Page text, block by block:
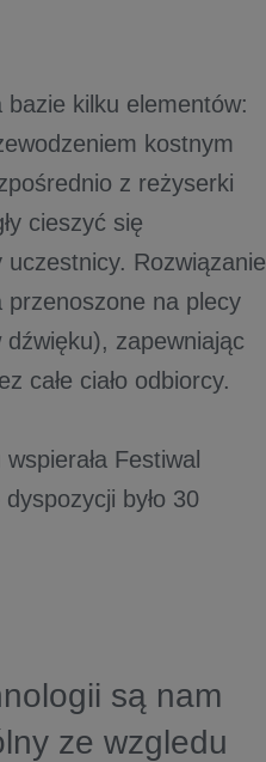
bazie kilku elementów:
kostnym
z reżyserki
cieszyć się
Rozwiązanie
przenoszone na plecy
zapewniając
całe ciało odbiorcy.
Festiwal
było 30
są nam
ze wzgledu